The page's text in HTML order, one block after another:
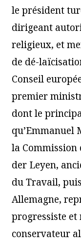
le président
dirigeant
religieux, et
de dé-
Conseil
premier
dont le
qu’Emmanuel
la Commission
der Leyen,
du Travail,
Allemagne,
progressiste
conservateur